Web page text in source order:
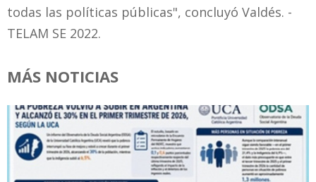
todas las políticas públicas", concluyó Valdés. -
TELAM SE 2022.
MÁS NOTICIAS